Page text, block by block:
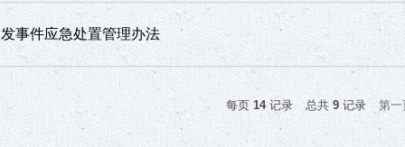
事件应急处置管理办法
每页 14记录 总共 9 记录 第一